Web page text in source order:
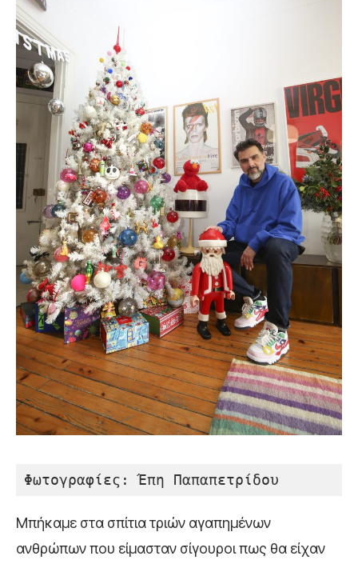
Φωτογραφίες: Έπη Παπαπετρίδου
Μπήκαμε στα σπίτια τριών αγαπημένων
ανθρώπων που είμασταν σίγουροι πως θα είχαν